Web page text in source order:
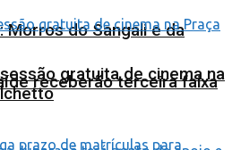
Morros do Sangali e da
receberão terceira faixa
gratuita de cinema na